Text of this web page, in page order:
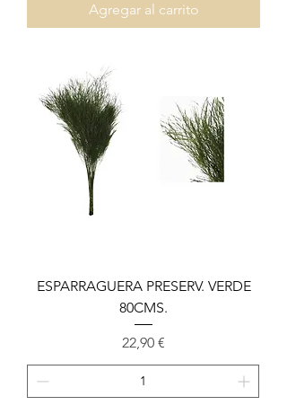
Agregar al carrito
ESPARRAGUERA PRESERV. VERDE
80CMS.
Precio
22,90 €